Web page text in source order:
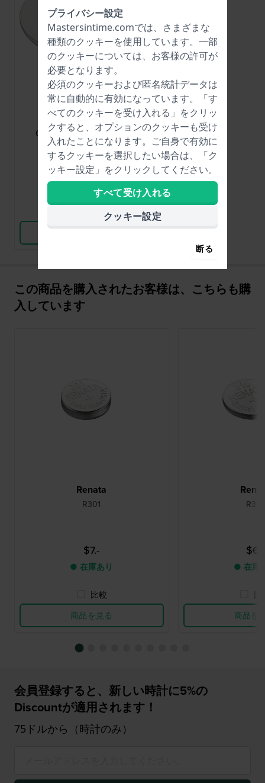
Renata
CR2320
CR2320 3ボルトリチウム電池
$6.-
● 在庫あり
比較
この商品を購入されたお客様は、こちらも購
入しています
Renata
R301
$7.-
● 在庫あり
比較
商品を見る
R315
$6.-
● 在庫
商品を
会員登録すると、新しい時計に5%の
Discountが適用されます！
75ドルから（時計のみ）
プライバシー設定
Mastersintime.comでは、さまざまな
種類のクッキーを使用しています。一部
のクッキーについては、お客様の許可が
必要となります。
必須のクッキーおよび匿名統計データは
常に自動的に有効になっています。「す
べてのクッキーを受け入れる」をクリッ
クすると、オプションのクッキーも受け
入れたことになります。ご自身で有効に
するクッキーを選択したい場合は、「ク
ッキー設定」をクリックしてください。
すべて受け入れる
クッキー設定
断る